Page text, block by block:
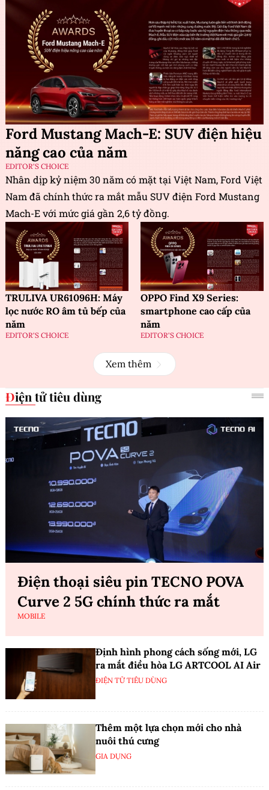
Ford Mustang Mach-E: SUV điện hiệu
năng cao của năm
EDITOR'S CHOICE
Nhân dịp kỷ niệm 30 năm có mặt tại Việt Nam, Ford Việt
Nam đã chính thức ra mắt mẫu SUV điện Ford Mustang
Mach-E với mức giá gần 2,6 tỷ đồng.
TRULIVA UR61096H: Máy
lọc nước RO âm tủ bếp của
năm
EDITOR'S CHOICE
OPPO Find X9 Series:
smartphone cao cấp của
năm
EDITOR'S CHOICE
Xem thêm
Điện tử tiêu dùng
Điện thoại siêu pin TECNO POVA
Curve 2 5G chính thức ra mắt
MOBILE
Định hình phong cách sống mới, LG
ra mắt điều hòa LG ARTCOOL AI Air
ĐIỆN TỬ TIÊU DÙNG
Thêm một lựa chọn mới cho nhà
nuôi thú cưng
GIA DỤNG